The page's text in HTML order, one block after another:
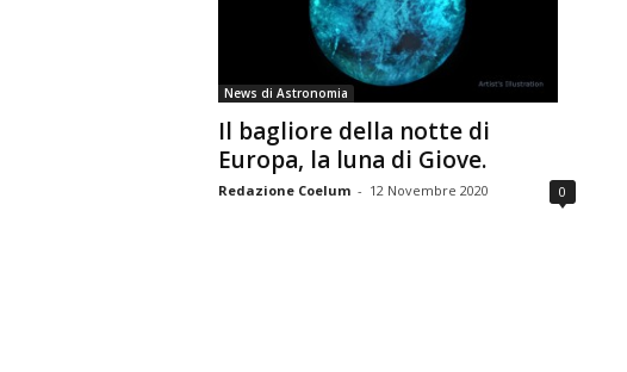
n
o
m
i
a
News di Astronomia
Il bagliore della notte di
Europa, la luna di Giove.
Redazione Coelum - 12 Novembre 2020 0